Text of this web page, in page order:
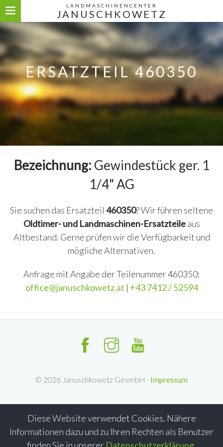
LANDMASCHINENCENTER
JANUSCHKOWETZ
Diese Website verwendet Cookies. Nähere
Informationen dazu und zu Ihren Rechten als Benutzer
ERSATZTEIL 460350
Bezeichnung: Gewindestück ger. 1
1/4" AG
Sie suchen das Ersatzteil 460350? Wir führen seltene
Oldtimer- und Landmaschinen-Ersatzteileaus
Altbestand. Gerne prüfen wir die Verfügbarkeit und
mögliche Alternativen.
Anfrage mit Angabe der Teilenummer 460350:
office@januschkowetz.at | +43 7412 / 52594
© 2026 Januschkowetz GesmbH - Impressum